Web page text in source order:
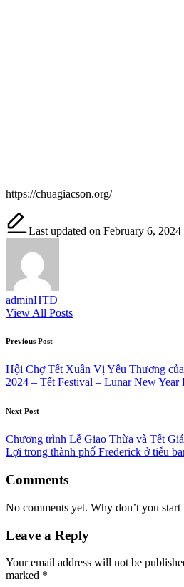
https://chuagiacson.org/
Last updated on February 6, 2024
adminHTD
View All Posts
Post
navigation
Previous Post
Hội Chợ Tết Xuân Vị Yêu Thương
2024 – Tết Festival – Lunar New
Next Post
Chương trình Lễ Giao Thừa và Tết
Lợi trong thành phố Frederick ở tiểu
Comments
No comments yet. Why don’t you start
Leave a Reply
Your email address will not be
marked *